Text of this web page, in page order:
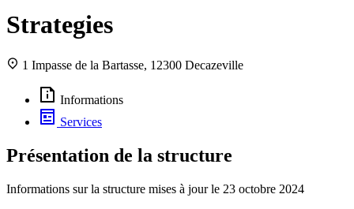
Strategies
1 Impasse de la Bartasse, 12300 Decazeville
Informations
Services
Présentation de la structure
Informations sur la structure mises à jour le 23 octobre 2024